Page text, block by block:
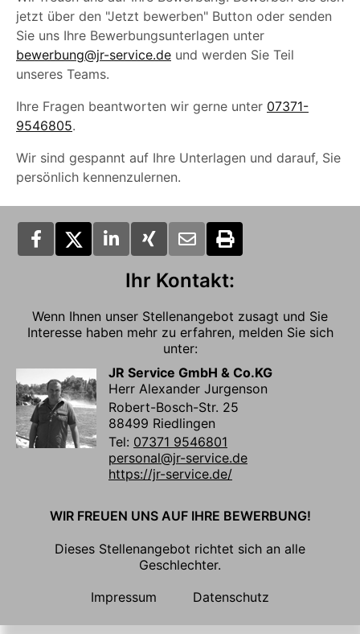
jetzt über den "Jetzt bewerben" Button oder senden
Sie uns Ihre Bewerbungsunterlagen unter
bewerbung@jr-service.de und werden Sie Teil
unseres Teams.
Ihre Fragen beantworten wir gerne unter 07371-
9546805.
Wir sind gespannt auf Ihre Unterlagen und darauf, Sie
persönlich kennenzulernen.
Ihr Kontakt:
Wenn Ihnen unser Stellenangebot zusagt und Sie
Interesse haben mehr zu erfahren, melden Sie sich
unter:
JR Service GmbH & Co.KG
Herr Alexander Jurgenson
Robert-Bosch-Str. 25
88499 Riedlingen
Tel: 07371 9546801
personal@jr-service.de
https://jr-service.de/
WIR FREUEN UNS AUF IHRE BEWERBUNG!
Dieses Stellenangebot richtet sich an alle
Geschlechter.
Impressum
Datenschutz